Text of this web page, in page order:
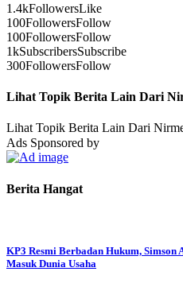
1.4kFollowersLike
100FollowersFollow
100FollowersFollow
1kSubscribersSubscribe
300FollowersFollow
Lihat Topik Berita Lain Dari
Lihat Topik Berita Lain Dari
Ads Sponsored by
Berita Hangat
KP3 Resmi Berbadan Hukum, Simson
Masuk Dunia Usaha